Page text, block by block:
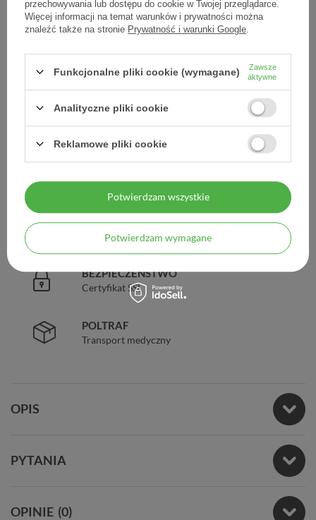
Kod produktu:
3337875828277
DARMOWA DOSTAWA
Legalna apteka od 2006 r.
ZAUFANIE
98% zadowolonych klientów
BEZPIECZEŃSTWO
Certyfikat SSL
POLTRAF
Transport medyczny
OPIS
PYTANIA
OPINIE (0)
przechowywania lub dostępu do cookie w Twojej przeglądarce.
Więcej informacji na temat warunków i prywatności można
znaleźć także na stronie Prywatność i warunki Google
Funkcjonalne pliki cookie (wymagane)
Zawsze
aktywne
Analityczne pliki cookie
Reklamowe pliki cookie
Potwierdzam wymagane
Potwierdzam wszystkie